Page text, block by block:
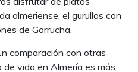
almeriense, el gurullos con
de Garrucha.
comparación con otras
vida en Almería es más